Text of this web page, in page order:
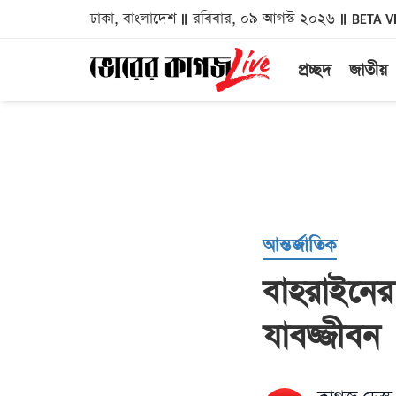
ঢাকা, বাংলাদেশ রবিবার, ০৯ আগস্ট ২০২৬ BETA
প্রচ্ছদ জাতীয়
আন্তর্জাতিক
যাবজ্জীবন